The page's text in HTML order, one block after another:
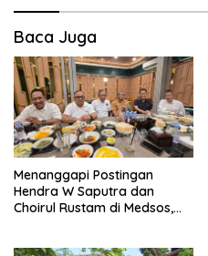
Baca Juga
Menanggapi Postingan
Hendra W Saputra dan
Choirul Rustam di Medsos,